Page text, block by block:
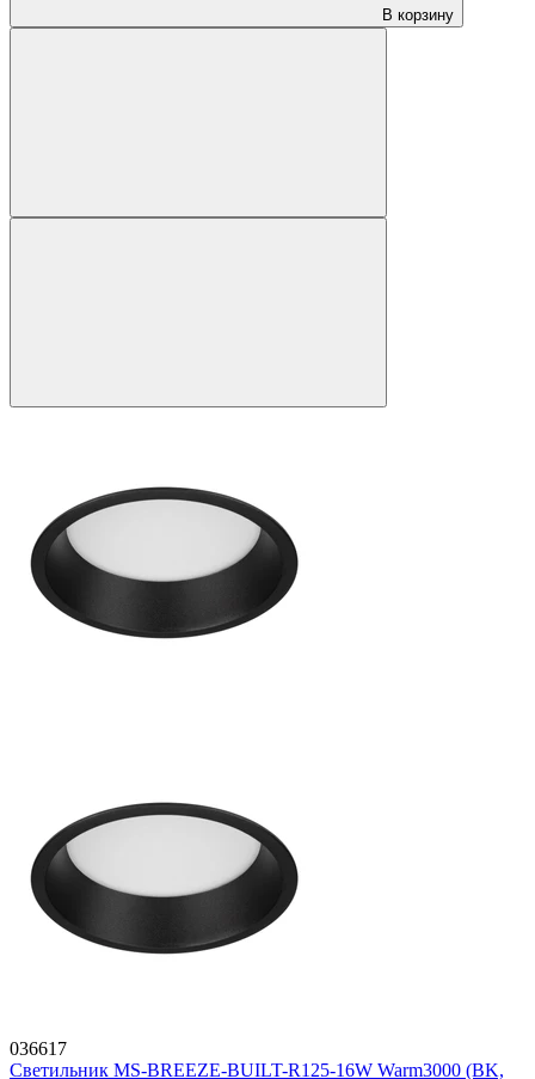
В корзину
036617
Светильник MS-BREEZE-BUILT-R125-16W Warm3000 (BK,